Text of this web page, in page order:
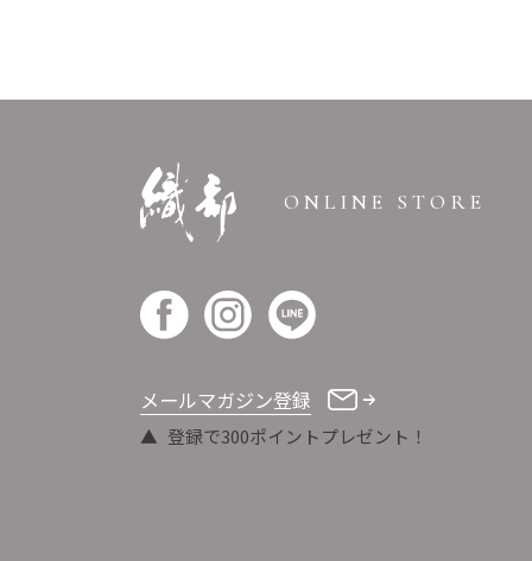
ONLINE STORE
メールマガジン登録
登録で300ポイントプレゼント！